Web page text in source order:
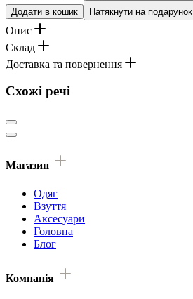
Додати в кошик Натякнути на подарунок
Опис
Склад
Доставка та повернення
Схожі речі
Магазин
Одяг
Взуття
Аксесуари
Головна
Блог
Компанія